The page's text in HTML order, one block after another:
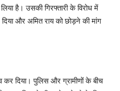
है। उसकी गिरफ्तारी के विरोध में
और अमित राय को छोड़ने की मांग
कर दिया। पुलिस और ग्रामीणों के बीच